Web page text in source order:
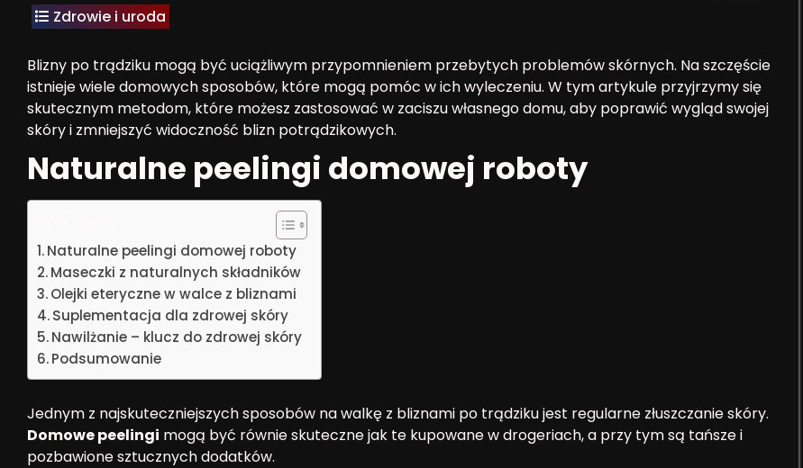
Zdrowie i uroda
Blizny po trądziku mogą być uciążliwym przypomnieniem przebytych problemów skórnych. Na szczęście
istnieje wiele domowych sposobów, które mogą pomóc w ich wyleczeniu. W tym artykule przyjrzymy się
skutecznym metodom, które możesz zastosować w zaciszu własnego domu, aby poprawić wygląd swojej
skóry i zmniejszyć widoczność blizn potrądzikowych.
Naturalne peelingi domowej roboty
Naturalne peelingi domowej roboty
Maseczki z naturalnych składników
Olejki eteryczne w walce z bliznami
Suplementacja dla zdrowej skóry
Nawilżanie – klucz do zdrowej skóry
Podsumowanie
Jednym z najskuteczniejszych sposobów na walkę z bliznami po trądziku jest regularne złuszczanie skóry.
Domowe peelingi mogą być równie skuteczne jak te kupowane w drogeriach, a przy tym są tańsze i
pozbawione sztucznych dodatków.